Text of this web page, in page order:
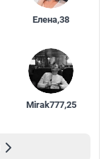
Елена,38
Mirak777,25